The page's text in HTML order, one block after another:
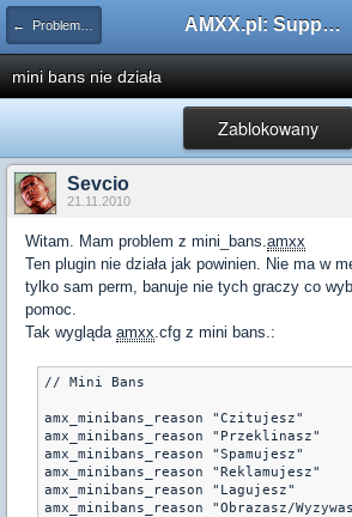
← Problemy z pluginami AMXX.pl: Support AMX Mod X i SourceMod
mini bans nie działa
Zablokowany
Sevcio
21.11.2010
Witam. Mam problem z mini_bans.amxx
Ten plugin nie działa jak powinien. Nie ma w
tylko sam perm, banuje nie tych graczy co
pomoc.
Tak wygląda amxx.cfg z mini bans.:
// Mini Bans
amx_minibans_reason "Czitujesz"
amx_minibans_reason "Przeklinasz"
amx_minibans_reason "Spamujesz"
amx_minibans_reason "Reklamujesz"
amx_minibans_reason "Lagujesz"
amx_minibans_reason "Obrazasz/